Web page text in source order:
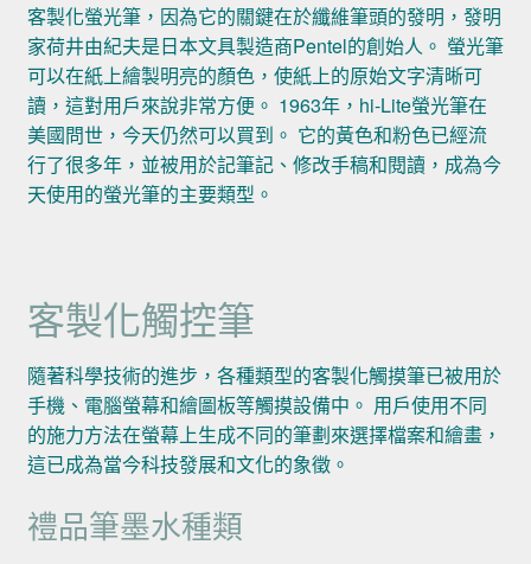
客製化螢光筆，因為它的關鍵在於纖維筆頭的發明，發明
家荷井由紀夫是日本文具製造商Pentel的創始人。 螢光筆
可以在紙上繪製明亮的顏色，使紙上的原始文字清晰可
讀，這對用戶來說非常方便。 1963年，hi-Lite螢光筆在
美國問世，今天仍然可以買到。 它的黃色和粉色已經流
行了很多年，並被用於記筆記、修改手稿和閱讀，成為今
天使用的螢光筆的主要類型。
客製化觸控筆
隨著科學技術的進步，各種類型的客製化觸摸筆已被用於
手機、電腦螢幕和繪圖板等觸摸設備中。 用戶使用不同
的施力方法在螢幕上生成不同的筆劃來選擇檔案和繪畫，
這已成為當今科技發展和文化的象徵。
禮品筆墨水種類